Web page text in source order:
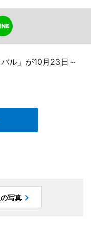
ル」が10月23日～
写真